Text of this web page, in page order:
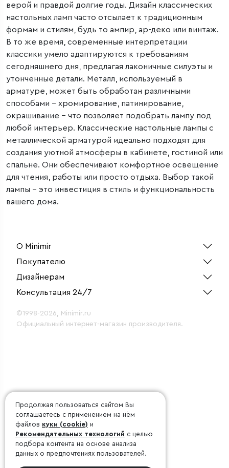
верой и правдой долгие годы. Дизайн классических
настольных ламп часто отсылает к традиционным
формам и стилям, будь то ампир, ар-деко или винтаж.
В то же время, современные интерпретации
классики умело адаптируются к требованиям
сегодняшнего дня, предлагая лаконичные силуэты и
утонченные детали. Металл, используемый в
арматуре, может быть обработан различными
способами – хромирование, патинирование,
окрашивание – что позволяет подобрать лампу под
любой интерьер. Классические настольные лампы с
металлической арматурой идеально подходят для
создания уютной атмосферы в кабинете, гостиной или
спальне. Они обеспечивают комфортное освещение
для чтения, работы или просто отдыха. Выбор такой
лампы – это инвестиция в стиль и функциональность
вашего дома.
О Minimir
Покупателю
Дизайнерам
Консультация 24/7
©1998-2026, Minimir.ru
Официальный интернет-магазин производителя.
Продолжая пользоваться сайтом Вы
соглашаетесь с применением на нём
файлов куки (cookie) и
Рекомендательных технологий с целью
подбора контента на основе анализа
данных о предпочтениях пользователей.